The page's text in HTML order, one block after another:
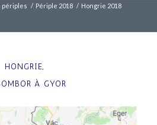
périples / Périple 2018 / Hongrie 2018
HONGRIE,
À GYOR